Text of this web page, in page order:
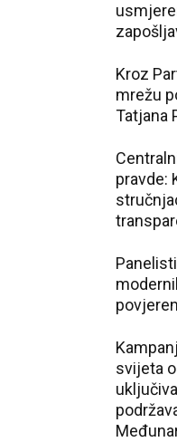
Kroz
mrežu
Tatjana
pravde:
svijeta